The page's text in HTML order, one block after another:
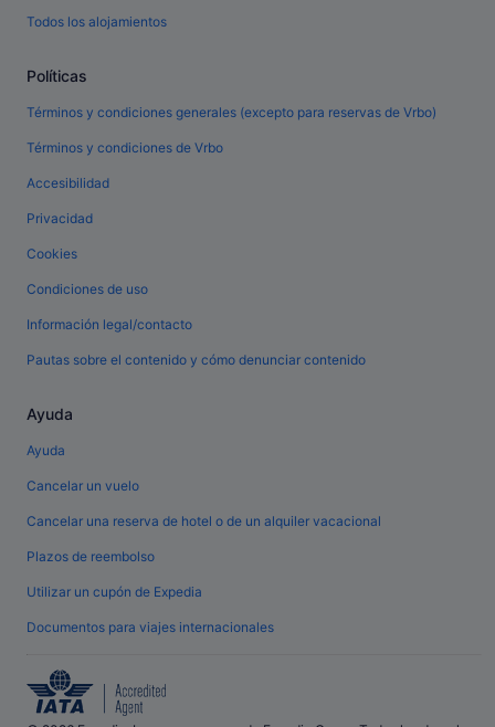
Todos los alojamientos
Políticas
Términos y condiciones generales (excepto para reservas de Vrbo)
Términos y condiciones de Vrbo
Accesibilidad
Privacidad
Cookies
Condiciones de uso
Información legal/contacto
Pautas sobre el contenido y cómo denunciar contenido
Ayuda
Ayuda
Cancelar un vuelo
Cancelar una reserva de hotel o de un alquiler vacacional
Plazos de reembolso
Utilizar un cupón de Expedia
Documentos para viajes internacionales